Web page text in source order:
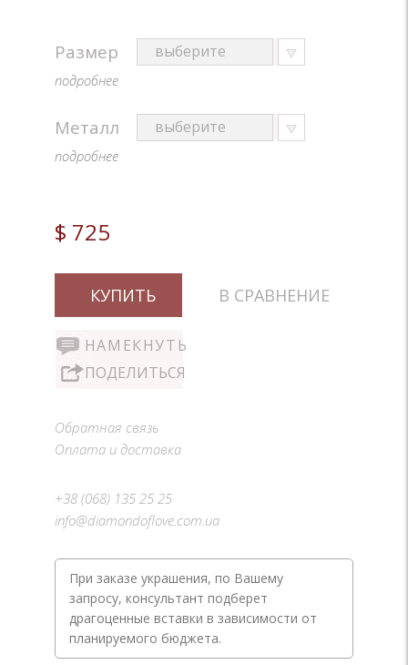
Размер
подробнее
Металл
подробнее
$ 725
КУПИТЬ В СРАВНЕНИЕ
НАМЕКНУТЬ
ПОДЕЛИТЬСЯ
Обратная связь
Оплата и доставка
+38 (068) 135 25 25
info@diamondoflove.com.ua
При заказе украшения, по Вашему
запросу, консультант подберет
драгоценные вставки в зависимости от
планируемого бюджета.